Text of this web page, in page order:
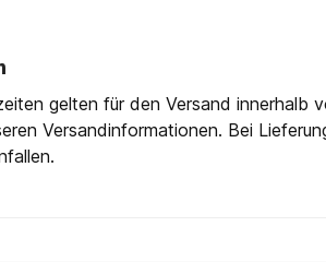
gelten für den Versand innerhalb
Versandinformationen. Bei